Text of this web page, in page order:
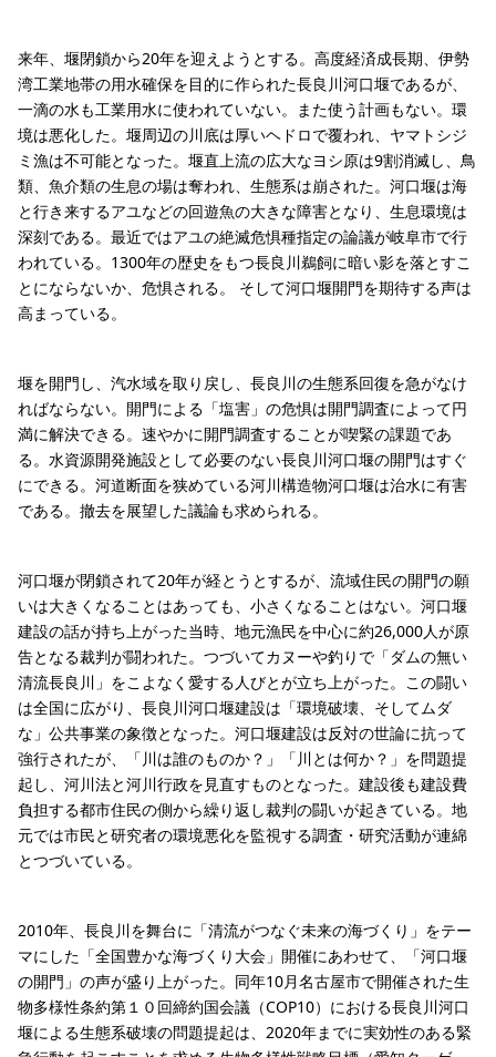
来年、堰閉鎖から20年を迎えようとする。高度経済成長期、伊勢
湾工業地帯の用水確保を目的に作られた長良川河口堰であるが、
一滴の水も工業用水に使われていない。また使う計画もない。環
境は悪化した。堰周辺の川底は厚いヘドロで覆われ、ヤマトシジ
ミ漁は不可能となった。堰直上流の広大なヨシ原は9割消滅し、鳥
類、魚介類の生息の場は奪われ、生態系は崩された。河口堰は海
と行き来するアユなどの回遊魚の大きな障害となり、生息環境は
深刻である。最近ではアユの絶滅危惧種指定の論議が岐阜市で行
われている。1300年の歴史をもつ長良川鵜飼に暗い影を落とすこ
とにならないか、危惧される。 そして河口堰開門を期待する声は
高まっている。
堰を開門し、汽水域を取り戻し、長良川の生態系回復を急がなけ
ればならない。開門による「塩害」の危惧は開門調査によって円
満に解決できる。速やかに開門調査することが喫緊の課題であ
る。水資源開発施設として必要のない長良川河口堰の開門はすぐ
にできる。河道断面を狭めている河川構造物河口堰は治水に有害
である。撤去を展望した議論も求められる。
河口堰が閉鎖されて20年が経とうとするが、流域住民の開門の願
いは大きくなることはあっても、小さくなることはない。河口堰
建設の話が持ち上がった当時、地元漁民を中心に約26,000人が原
告となる裁判が闘われた。つづいてカヌーや釣りで「ダムの無い
清流長良川」をこよなく愛する人びとが立ち上がった。この闘い
は全国に広がり、長良川河口堰建設は「環境破壊、そしてムダ
な」公共事業の象徴となった。河口堰建設は反対の世論に抗って
強行されたが、「川は誰のものか？」「川とは何か？」を問題提
起し、河川法と河川行政を見直すものとなった。建設後も建設費
負担する都市住民の側から繰り返し裁判の闘いが起きている。地
元では市民と研究者の環境悪化を監視する調査・研究活動が連綿
とつづいている。
2010年、長良川を舞台に「清流がつなぐ未来の海づくり」をテー
マにした「全国豊かな海づくり大会」開催にあわせて、「河口堰
の開門」の声が盛り上がった。同年10月名古屋市で開催された生
物多様性条約第１０回締約国会議（COP10）における長良川河口
堰による生態系破壊の問題提起は、2020年までに実効性のある緊